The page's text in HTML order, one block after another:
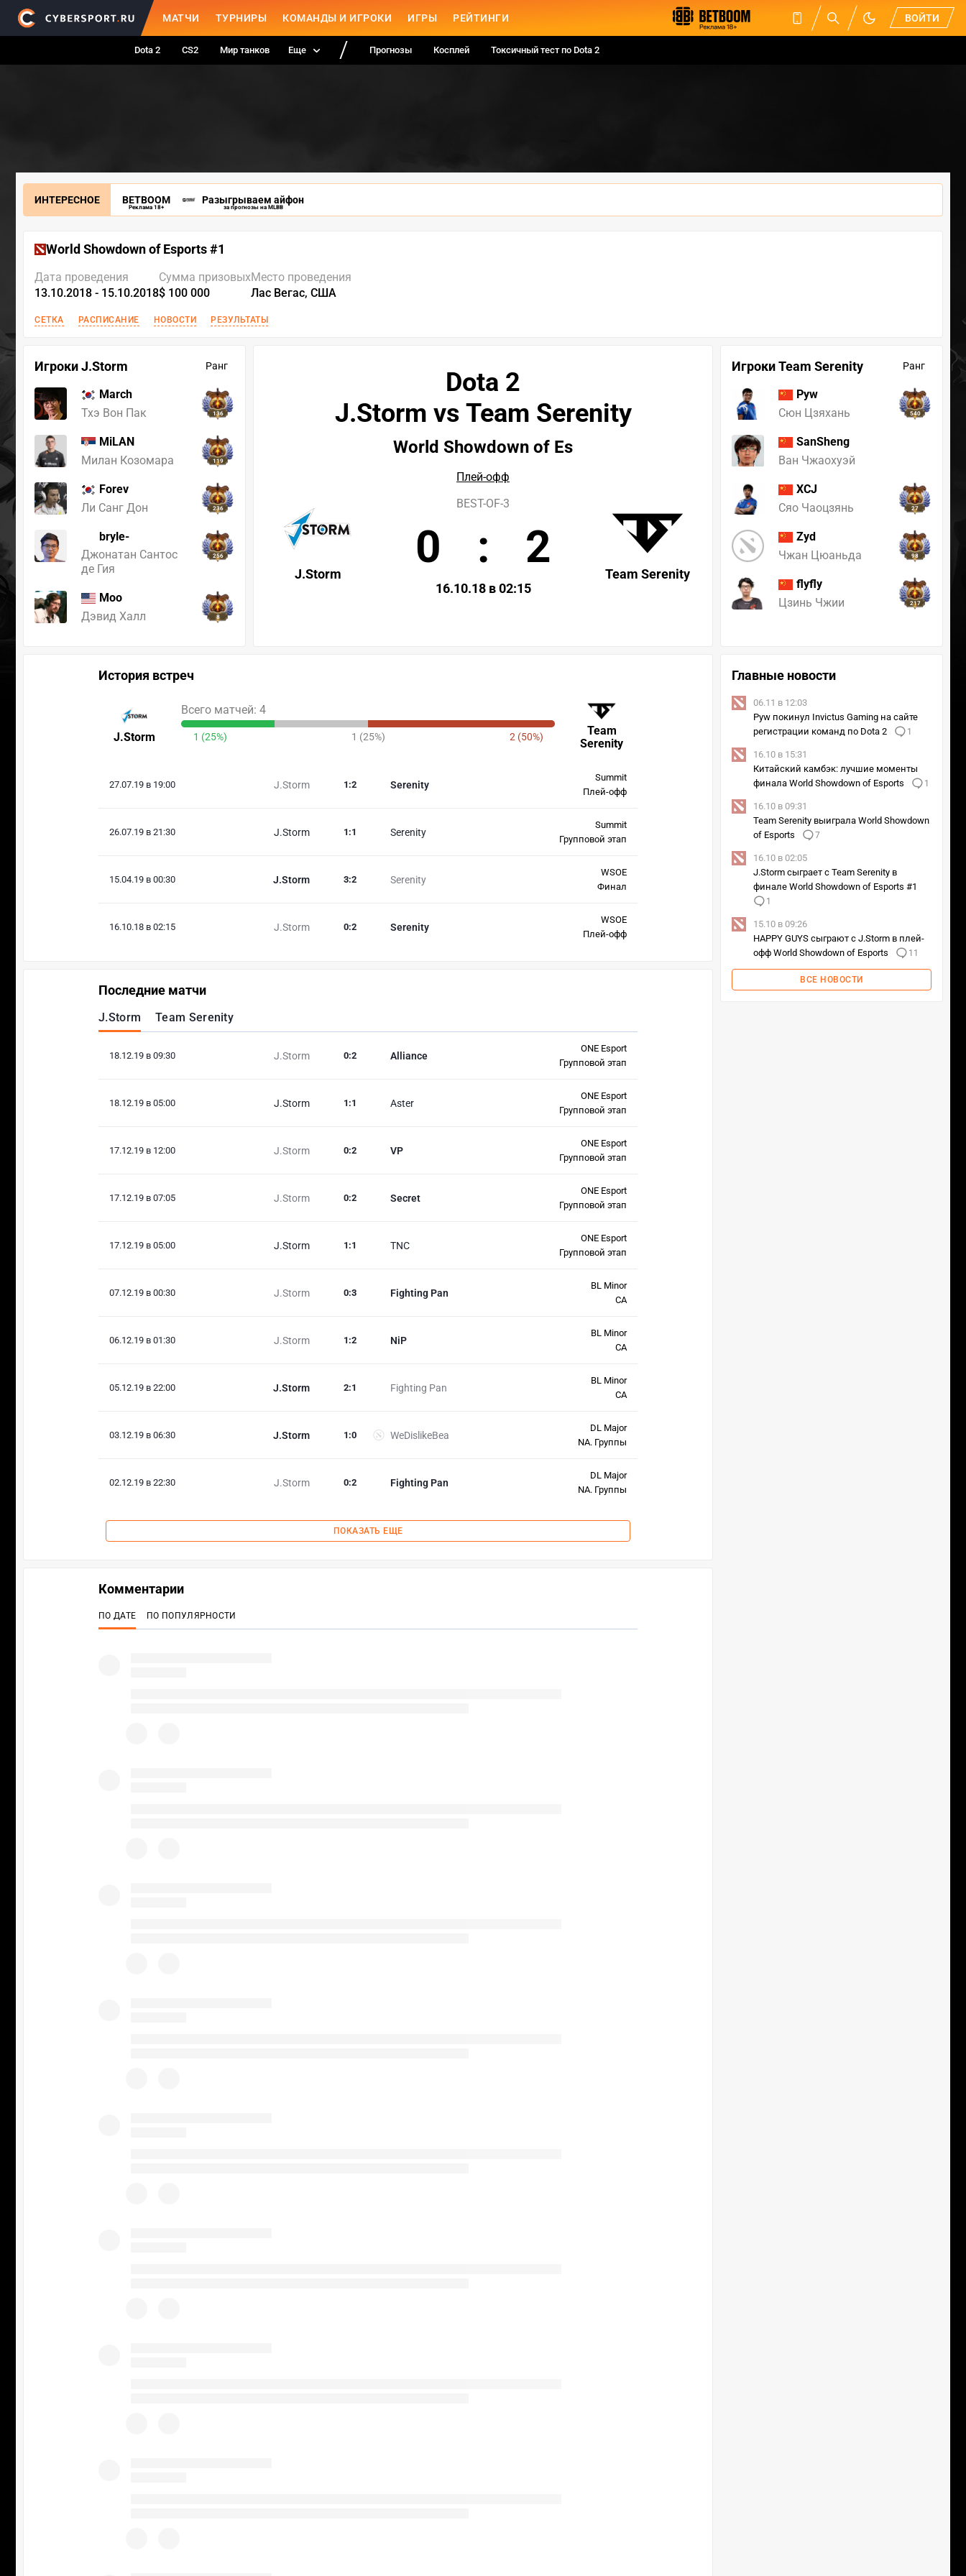
МАТЧИ ТУРНИРЫ КОМАНДЫ И ИГРОКИ ИГРЫ РЕЙТИНГИ ВОЙТИ
Dota 2 CS2 Мир танков Еще Прогнозы Косплей Токсичный тест по Dota 2
ИНТЕРЕСНОЕ BETBOOM
Реклама 18+
Разыгрываем айфон
за прогнозы на MLBB
World Showdown of Esports #1
Дата проведения
13.10.2018 - 15.10.2018
Сумма призовых
$ 100 000
Место проведения
Лас Вегас, США
СЕТКА РАСПИСАНИЕ НОВОСТИ РЕЗУЛЬТАТЫ
Игроки J.Storm Ранг
March
Тхэ Вон Пак
136
MiLAN
Милан Козомара
119
Forev
Ли Санг Дон
236
bryle-
Джонатан Сантос
де Гия
256
Moo
Дэвид Халл
8
Игроки Team Serenity Ранг
Pyw
Сюн Цзяхань
540
SanSheng
Ван Чжаохуэй
XCJ
Сяо Чаоцзянь
27
Zyd
Чжан Цюаньда
98
flyfly
Цзинь Чжии
217
Dota 2
J.Storm vs Team Serenity
World Showdown of Es
Плей-офф
J.Storm Team Serenity
BEST-OF-3
0 : 2
16.10.18 в 02:15
История встреч
J.Storm
Team
Serenity
Всего матчей: 4
1 (25%) 1 (25%) 2 (50%)
27.07.19 в 19:00 J.Storm Serenity
1 :2
Summit
Плей-офф
26.07.19 в 21:30 J.Storm Serenity
1 :1
Summit
Групповой этап
15.04.19 в 00:30 J.Storm Serenity
3:2
WSOE
Финал
16.10.18 в 02:15 J.Storm Serenity
0:2
WSOE
Плей-офф
Последние матчи
J.Storm Team Serenity
18.12.19 в 09:30 J.Storm Alliance
0:2
ONE Esport
Групповой этап
18.12.19 в 05:00 J.Storm Aster
1 :1
ONE Esport
Групповой этап
17.12.19 в 12:00 J.Storm VP
0:2
ONE Esport
Групповой этап
17.12.19 в 07:05 J.Storm Secret
0:2
ONE Esport
Групповой этап
17.12.19 в 05:00 J.Storm TNC
1 :1
ONE Esport
Групповой этап
07.12.19 в 00:30 J.Storm Fighting Pan
0:3
BL Minor
СА
06.12.19 в 01:30 J.Storm NiP
1 :2
BL Minor
СА
05.12.19 в 22:00 J.Storm Fighting Pan
2:1
BL Minor
СА
03.12.19 в 06:30 J.Storm WeDislikeBea
1 :0
DL Major
NA. Группы
02.12.19 в 22:30 J.Storm Fighting Pan
0:2
DL Major
NA. Группы
ПОКАЗАТЬ ЕЩЕ
Главные новости
06.11 в 12:03
Pyw покинул Invictus Gaming на сайте
регистрации команд по Dota 2
1
16.10 в 15:31
Китайский камбэк: лучшие моменты
финала World Showdown of Esports
1
16.10 в 09:31
Team Serenity выиграла World Showdown
of Esports
7
16.10 в 02:05
J.Storm сыграет с Team Serenity в
финале World Showdown of Esports #1
1
15.10 в 09:26
HAPPY GUYS сыграют с J.Storm в плей-
офф World Showdown of Esports
11
ВСЕ НОВОСТИ
Комментарии
ПО ДАТЕ ПО ПОПУЛЯРНОСТИ